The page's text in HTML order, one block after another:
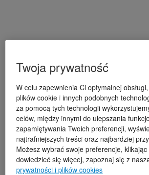
Twoja prywatność
W celu zapewnienia Ci optymalnej
plików cookie i innych podobnych
za pomocą tych technologii
celów, między innymi do ulepszania
zapamiętywania Twoich preferencji,
najtrafniejszych treści oraz najbardziej
Możesz wybrać swoje preferencje,
dowiedzieć się więcej, zapoznaj się z
prywatności i plików cookies